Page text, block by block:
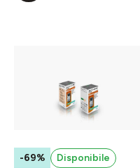
-69%
Disponibile